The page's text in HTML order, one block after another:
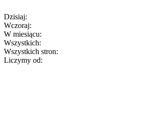
Dzisiaj:
Wczoraj:
W miesiącu:
Wszystkich:
Wszystkich stron:
Liczymy od: